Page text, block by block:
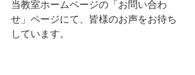
当教室ホームページの「お問い合わ
せ」ページにて、皆様のお声をお待ち
しています。